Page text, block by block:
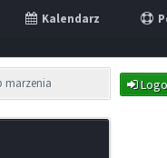
Kalendarz
marzenia